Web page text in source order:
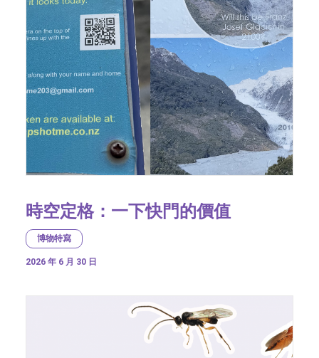
時空定格：一下快門的價值
博物特寫
2026 年 6 月 30 日